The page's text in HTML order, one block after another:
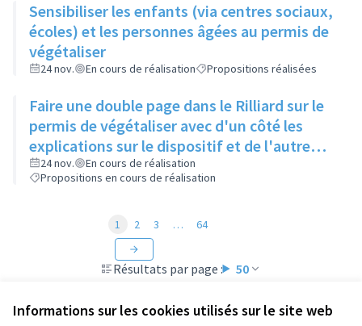
Informations sur les cookies utilisés sur le site web
Sensibiliser les enfants (via centres sociaux,
écoles) et les personnes âgées au permis de
végétaliser
24 nov. En cours de réalisation Propositions réalisées
Faire une double page dans le Rilliard sur le
permis de végétaliser avec d'un côté les
explications sur le dispositif et de l'autre
côté des exemples concrets de lieux à
investir
24 nov.
En cours de réalisation
Propositions en cours de réalisation
Résultats par page : 50
1 2 3 … 64